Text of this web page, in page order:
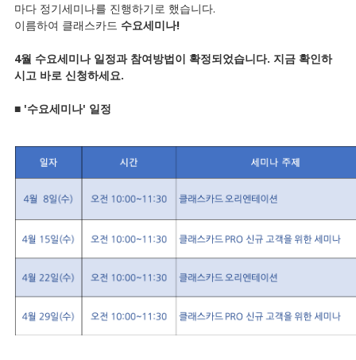
마다 정기세미나를 진행하기로 했습니다.
이름하여 클래스카드 수요세미나!
4월 수요세미나 일정과 참여방법이 확정되었습니다. 지금 확인하
시고 바로 신청하세요.
■ '수요세미나' 일정